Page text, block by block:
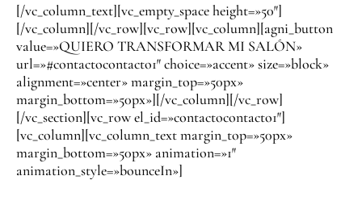
[/vc_column_text][vc_empty_space height=»50″]
[/vc_column][/vc_row][vc_row][vc_column][agni_button
value=»QUIERO TRANSFORMAR MI SALÓN»
url=»#contactocontacto1″ choice=»accent» size=»block»
alignment=»center» margin_top=»50px»
margin_bottom=»50px»][/vc_column][/vc_row]
[/vc_section][vc_row el_id=»contactocontacto1″]
[vc_column][vc_column_text margin_top=»50px»
margin_bottom=»50px» animation=»1″
animation_style=»bounceIn»]